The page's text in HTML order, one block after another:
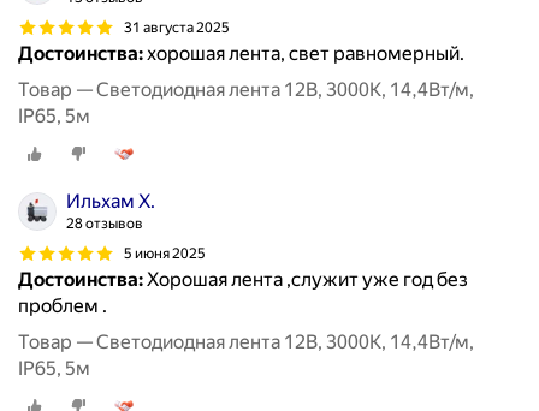
31 августа 2025
Достоинства:хорошая лента, свет равномерный.
Товар — Светодиодная лента 12В, 3000К, 14,4Вт/м,
IP65, 5м
Ильхам Х.
28 отзывов
5 июня 2025
Достоинства:Хорошая лента ,служит уже год без
проблем .
Товар — Светодиодная лента 12В, 3000К, 14,4Вт/м,
IP65, 5м